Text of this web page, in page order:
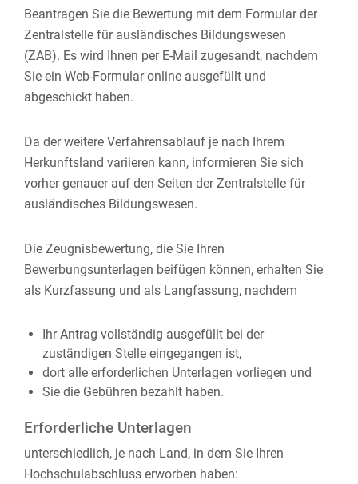
Beantragen Sie die Bewertung mit dem Formular der
Zentralstelle für ausländisches Bildungswesen
(ZAB). Es wird Ihnen per E-Mail zugesandt, nachdem
Sie ein Web-Formular online ausgefüllt und
abgeschickt haben.
Da der weitere Verfahrensablauf je nach Ihrem
Herkunftsland variieren kann, informieren Sie sich
vorher genauer auf den Seiten der Zentralstelle für
ausländisches Bildungswesen.
Die Zeugnisbewertung, die Sie Ihren
Bewerbungsunterlagen beifügen können, erhalten Sie
als Kurzfassung und als Langfassung, nachdem
Ihr Antrag vollständig ausgefüllt bei der
zuständigen Stelle eingegangen ist,
dort alle erforderlichen Unterlagen vorliegen und
Sie die Gebühren bezahlt haben.
Erforderliche Unterlagen
unterschiedlich, je nach Land, in dem Sie Ihren
Hochschulabschluss erworben haben: